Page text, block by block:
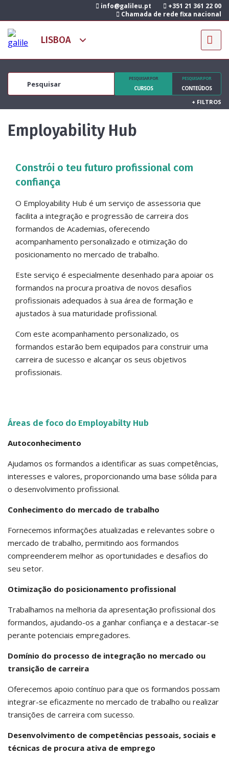
info@galileu.pt
+351 21 361 22 00
Chamada de rede fixa nacional
PESQUISAR POR
CURSOS
PESQUISAR POR
CONTEÚDOS
+ FILTROS
Employability Hub
Constrói o teu futuro profissional com
confiança
O Employability Hub é um serviço de assessoria que
facilita a integração e progressão de carreira dos
formandos de Academias, oferecendo
acompanhamento personalizado e otimização do
posicionamento no mercado de trabalho.
Este serviço é especialmente desenhado para apoiar os
formandos na procura proativa de novos desafios
profissionais adequados à sua área de formação e
ajustados à sua maturidade profissional.
Com este acompanhamento personalizado, os
formandos estarão bem equipados para construir uma
carreira de sucesso e alcançar os seus objetivos
profissionais.
Áreas de foco do Employabilty Hub
Autoconhecimento
Ajudamos os formandos a identificar as suas competências,
interesses e valores, proporcionando uma base sólida para
o desenvolvimento profissional.
Conhecimento do mercado de trabalho
Fornecemos informações atualizadas e relevantes sobre o
mercado de trabalho, permitindo aos formandos
compreenderem melhor as oportunidades e desafios do
seu setor.
Otimização do posicionamento profissional
Trabalhamos na melhoria da apresentação profissional dos
formandos, ajudando-os a ganhar confiança e a destacar-se
perante potenciais empregadores.
Domínio do processo de integração no mercado ou
transição de carreira
Oferecemos apoio contínuo para que os formandos possam
integrar-se eficazmente no mercado de trabalho ou realizar
transições de carreira com sucesso.
Desenvolvimento de competências pessoais, sociais e
técnicas de procura ativa de emprego